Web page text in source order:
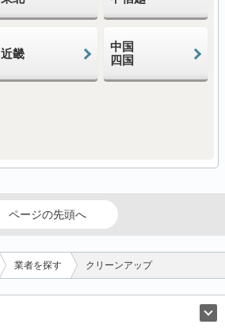
近畿
中国
四国
ページの先頭へ
業者を探す クリーンアップ